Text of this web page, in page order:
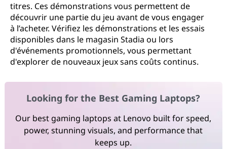
titres. Ces démonstrations vous permettent de
découvrir une partie du jeu avant de vous engager
à l’acheter. Vérifiez les démonstrations et les essais
disponibles dans le magasin Stadia ou lors
d'événements promotionnels, vous permettant
d'explorer de nouveaux jeux sans coûts continus.
Looking for the Best Gaming Laptops?
Our best gaming laptops at Lenovo built for speed,
power, stunning visuals, and performance that
keeps up.